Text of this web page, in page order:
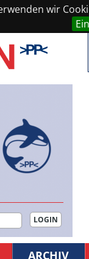
wir
ARCHIV